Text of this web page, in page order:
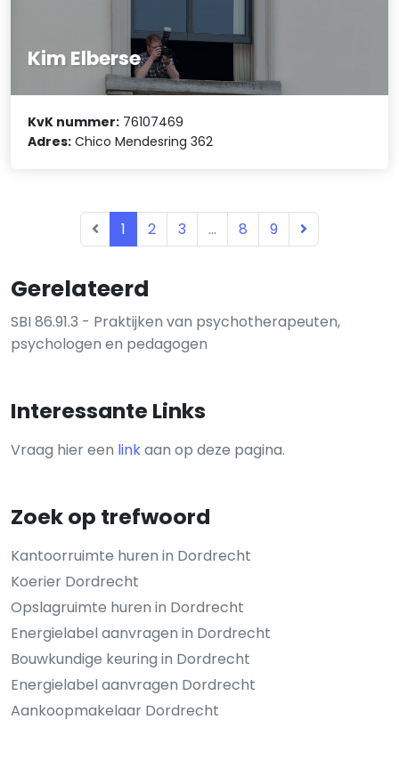
Gerelateerd
SBI 86.91.3 - Praktijken van psychotherapeuten,
psychologen en pedagogen
Interessante Links
Vraag hier een linkaan op deze pagina.
Zoek op trefwoord
Kantoorruimte huren in Dordrecht
Koerier Dordrecht
Opslagruimte huren in Dordrecht
Energielabel aanvragen in Dordrecht
Bouwkundige keuring in Dordrecht
Energielabel aanvragen Dordrecht
Aankoopmakelaar Dordrecht
Kim Elberse
KvK nummer: 76107469
Adres: Chico Mendesring 362
1 2 3 ... 8 9